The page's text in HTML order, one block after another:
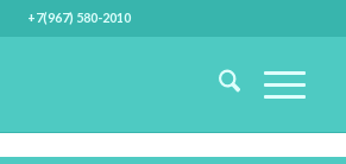
+7(967) 580-2010